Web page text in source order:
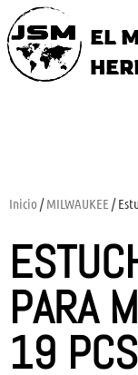
EL
Inicio /MILWAUKEE /
PARA
19 PCS